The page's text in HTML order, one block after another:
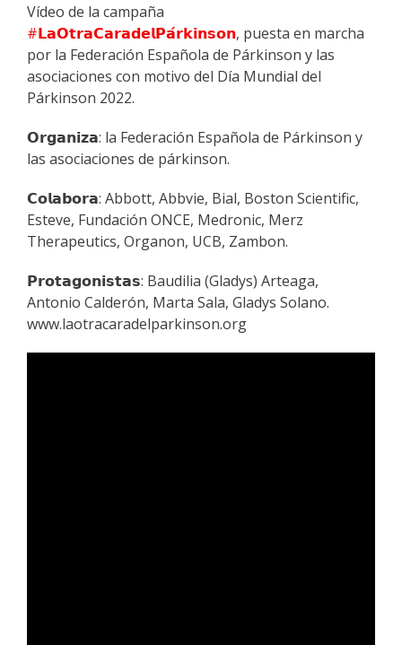
Vídeo de la campaña
#𝗟𝗮𝗢𝘁𝗿𝗮𝗖𝗮𝗿𝗮𝗱𝗲𝗹𝗣𝗮́𝗿𝗸𝗶𝗻𝘀𝗼𝗻, puesta en marcha
por la Federación Española de Párkinson y las
asociaciones con motivo del Día Mundial del
Párkinson 2022.
𝗢𝗿𝗴𝗮𝗻𝗶𝘇𝗮: la Federación Española de Párkinson y
las asociaciones de párkinson.
𝗖𝗼𝗹𝗮𝗯𝗼𝗿𝗮: Abbott, Abbvie, Bial, Boston Scientific,
Esteve, Fundación ONCE, Medronic, Merz
Therapeutics, Organon, UCB, Zambon.
𝗣𝗿𝗼𝘁𝗮𝗴𝗼𝗻𝗶𝘀𝘁𝗮𝘀: Baudilia (Gladys) Arteaga,
Antonio Calderón, Marta Sala, Gladys Solano.
www.laotracaradelparkinson.org